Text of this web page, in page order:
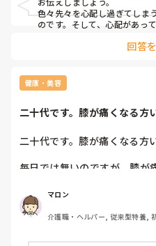
色々先々を心配し過ぎてしま
のです。そして、心配があっ
回答
健康・美容
二十代です。膝が痛くなる方
二十代です。膝が痛くなる方
毎日では無いのですが、膝が
移乗の仕方とかが悪いのでし
マロン
介護職・ヘルパー, 従来型特養,